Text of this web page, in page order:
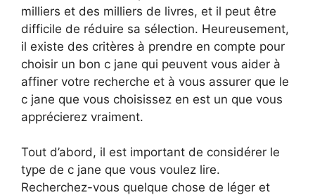
milliers et des milliers de livres, et il peut être
difficile de réduire sa sélection. Heureusement,
il existe des critères à prendre en compte pour
choisir un bon c jane qui peuvent vous aider à
affiner votre recherche et à vous assurer que le
c jane que vous choisissez en est un que vous
apprécierez vraiment.
Tout d’abord, il est important de considérer le
type de c jane que vous voulez lire.
Recherchez-vous quelque chose de léger et